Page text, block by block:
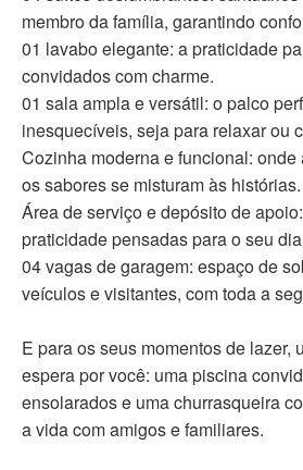
membro da família, garantindo
01 lavabo elegante: a praticidade
convidados com charme.
01 sala ampla e versátil: o palco
inesquecíveis, seja para relaxar ou
Cozinha moderna e funcional:
os sabores se misturam às histórias.
Área de serviço e depósito de
praticidade pensadas para o seu
04 vagas de garagem: espaço de
veículos e visitantes, com toda a
E para os seus momentos de lazer,
espera por você: uma piscina
ensolarados e uma churrasqueira
a vida com amigos e familiares.